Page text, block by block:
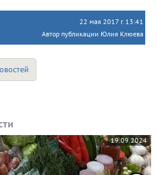
22 мая 2017 г. 13:41
Автор публикации Юлия Клюева
19.09.2024